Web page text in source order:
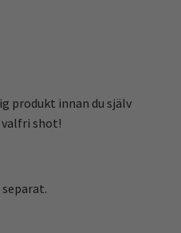
produkt innan du själv
valfri shot!